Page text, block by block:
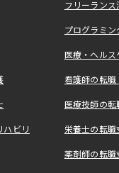
フリーラン
プログラミ
医療・ヘル
看護師の転
医療技師の
ハビリ 栄養士の転
薬剤師の転